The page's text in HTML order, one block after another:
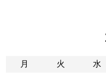
月 火 水